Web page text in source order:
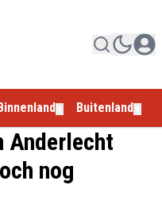
Buitenland
Anderlecht
nog